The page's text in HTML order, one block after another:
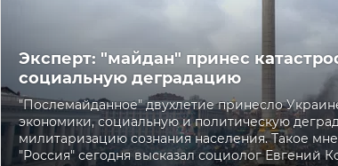
Эксперт: "майдан" принес
социальную деградацию
"Послемайданное" двухлетие принесло
экономики, социальную и политическую
милитаризацию сознания населения. Такое
"Россия" сегодня высказал социолог Евгений